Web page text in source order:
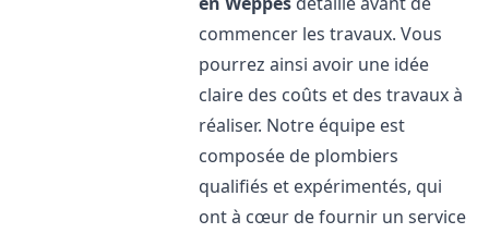
commencer les travaux. Vous
pourrez ainsi avoir une idée
claire des coûts et des travaux à
réaliser. Notre équipe est
composée de plombiers
qualifiés et expérimentés, qui
ont à cœur de fournir un service